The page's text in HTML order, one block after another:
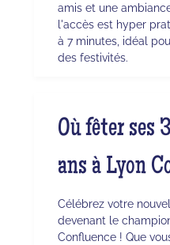
amis et une
l'accès est hyper
à 7 minutes, idéal
des festivités.
Où fêter ses
ans à Lyon
Célébrez votre
devenant le
Confluence ! Que